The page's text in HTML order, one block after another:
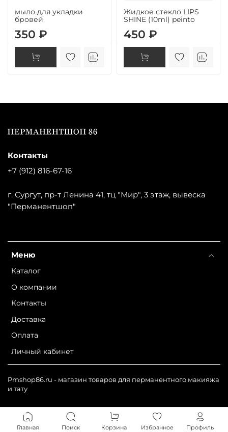
мыло для укладки
бровей
350 ₽
Жидкое стекло LIPS
SHINE (10ml) peinto
450 ₽
Меню
Каталог
О компании
Контакты
Доставка
Оплата
Личный кабинет
Контакты
+7 (912) 816-67-16
г. Сургут, пр-т Ленина 41, тц "Мир", 3 этаж, вывеска
"Перманентшоп"
Pmshop86.ru - магазин товаров для перманентного макияжа
и тату
Главная Поиск Корзина Избранное Профиль